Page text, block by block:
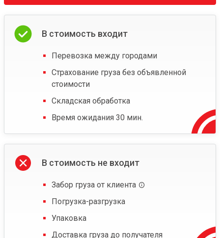
В стоимость входит
Перевозка между городами
Страхование груза без объявленной
стоимости
Складская обработка
Время ожидания 30 мин.
В стоимость не входит
Забор груза от клиента
Погрузка-разгрузка
Упаковка
Доставка груза до получателя